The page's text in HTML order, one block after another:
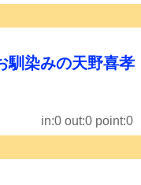
馴染みの天野喜孝
in:0 out:0 point:0